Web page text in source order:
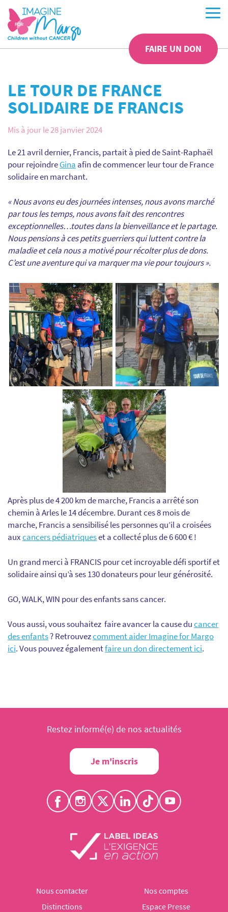
FAIRE UN DON
LE TOUR DE FRANCE
SOLIDAIRE DE FRANCIS
Mis à jour le 28 janvier 2024
Le 21 avril dernier, Francis, partait à pied de Saint-Raphaël
pour rejoindreGina afin de commencer leur tour de France
solidaire en marchant.
« Nous avons eu des journées intenses, nous avons marché
par tous les temps, nous avons fait des rencontres
exceptionnelles…toutes dans la bienveillance et le partage.
Nous pensions à ces petits guerriers qui luttent contre la
maladie et cela nous a motivé pour récolter plus de dons.
C’est une aventure qui va marquer ma vie pour toujours ».
Après plus de 4 200 km de marche, Francis a arrêté son
chemin à Arles le 14 décembre. Durant ces 8 mois de
marche, Francis a sensibilisé les personnes qu’il a croisées
auxcancers pédiatriqueset a collecté plus de 6 600 € !
Un grand merci à FRANCIS pour cet incroyable défi sportif et
solidaire ainsi qu’à ses 130 donateurs pour leur générosité.
GO, WALK, WIN pour des enfants sans cancer.
Vous aussi, vous souhaitez faire avancer la cause ducancer
des enfants? Retrouvezcomment aider Imagine for Margo
ici. Vous pouvez égalementfaire un don directement ici.
Restez informé(e) de nos actualités
Je m'inscris
Nous contacter
Nos comptes
Distinctions
Espace Presse